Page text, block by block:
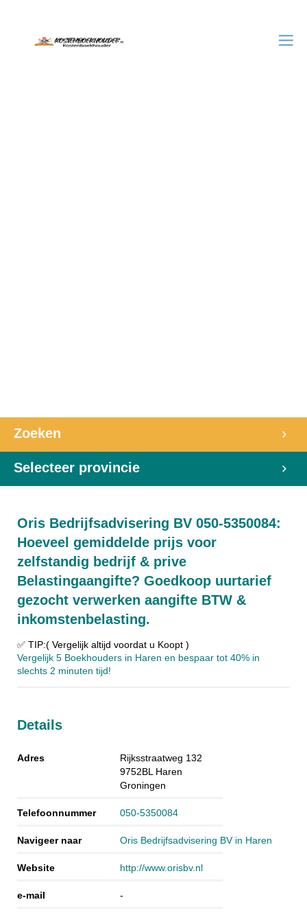
Zoeken
Selecteer provincie
Oris Bedrijfsadvisering BV 050-5350084:
Hoeveel gemiddelde prijs voor
zelfstandig bedrijf & prive
Belastingaangifte? Goedkoop uurtarief
gezocht verwerken aangifte BTW &
inkomstenbelasting.
✅ TIP:( Vergelijk altijd voordat u Koopt )
Vergelijk 5 Boekhouders in Haren en bespaar tot 40% in
slechts 2 minuten tijd!
Details
Adres
Rijksstraatweg 132
9752BL Haren
Groningen
Telefoonnummer 050-5350084
Navigeer naar Oris Bedrijfsadvisering BV in Haren
Website http://www.orisbv.nl
e-mail -